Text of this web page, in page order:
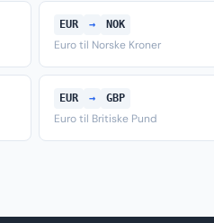
EUR → NOK
Euro til Norske Kroner
EUR → GBP
Euro til Britiske Pund